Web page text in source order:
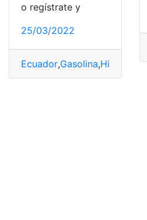
o regístrate y
25/03/2022
Ecuador,Gasolina,Histórica,